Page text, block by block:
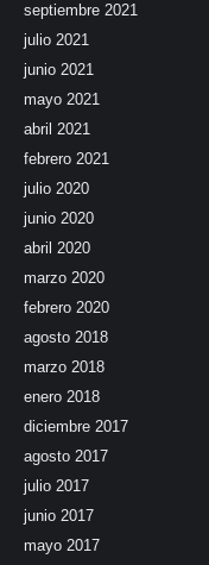
septiembre 2021
julio 2021
junio 2021
mayo 2021
abril 2021
febrero 2021
julio 2020
junio 2020
abril 2020
marzo 2020
febrero 2020
agosto 2018
marzo 2018
enero 2018
diciembre 2017
agosto 2017
julio 2017
junio 2017
mayo 2017